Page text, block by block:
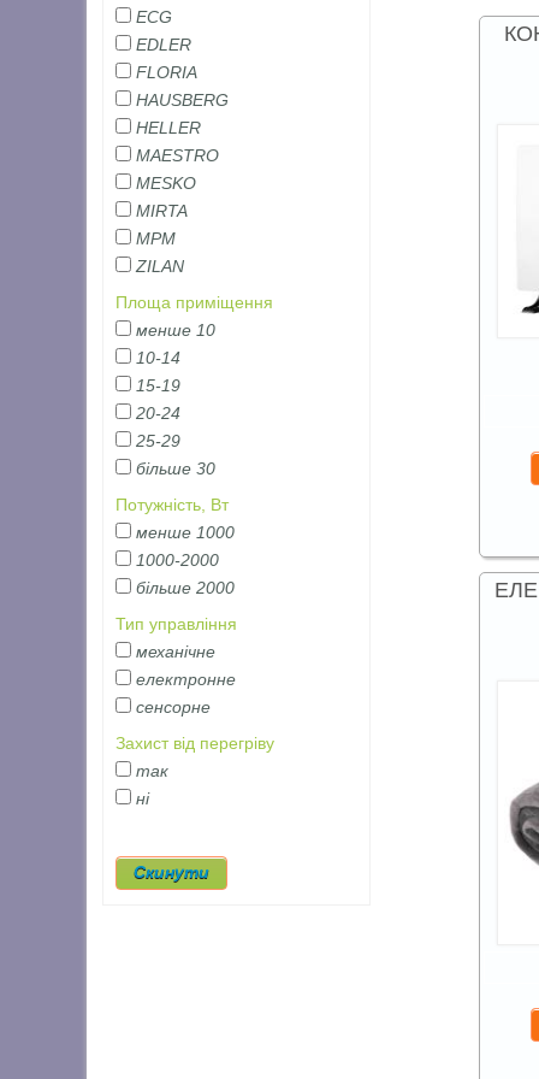
ECG
EDLER
FLORIA
HAUSBERG
HELLER
MAESTRO
MESKO
MIRTA
MPM
ZILAN
Площа приміщення
менше 10
10-14
15-19
20-24
25-29
більше 30
Потужність, Вт
менше 1000
1000-2000
більше 2000
Тип управління
механічне
електронне
сенсорне
Захист від перегріву
так
ні